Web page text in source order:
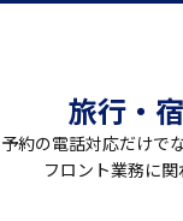
旅行・
予約の電話対応だけで
フロント業務に